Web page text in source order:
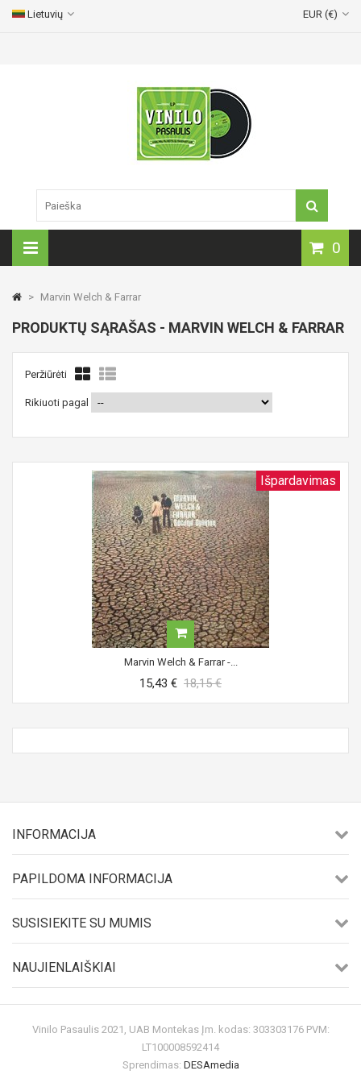
EUR (€)
Lietuvių
0
> Marvin Welch & Farrar
PRODUKTŲ SĄRAŠAS - MARVIN WELCH & FARRAR
Peržiūrėti
Rikiuoti pagal
Išpardavimas
Marvin Welch & Farrar -...
15,43 € 18,15 €
INFORMACIJA
PAPILDOMA INFORMACIJA
SUSISIEKITE SU MUMIS
NAUJIENLAIŠKIAI
Vinilo Pasaulis 2021, UAB Montekas Įm. kodas: 303303176 PVM:
LT100008592414
Sprendimas: DESAmedia